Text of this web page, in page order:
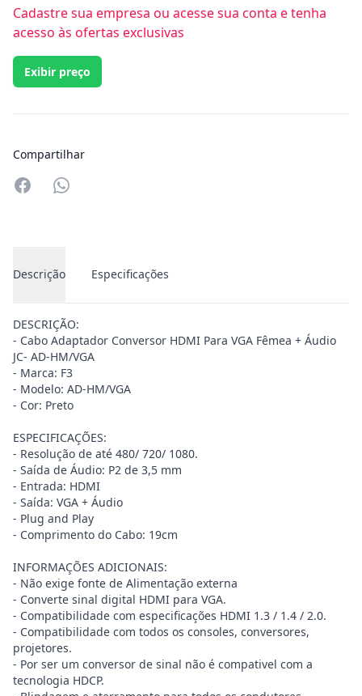
Cadastre sua empresa ou acesse sua conta e tenha
acesso às ofertas exclusivas
Exibir preço
Compartilhar
Compartilhar no Whatsapp
Descrição Especificações
DESCRIÇÃO:
- Cabo Adaptador Conversor HDMI Para VGA Fêmea + Áudio
JC- AD-HM/VGA
- Marca: F3
- Modelo: AD-HM/VGA
- Cor: Preto
ESPECIFICAÇÕES:
- Resolução de até 480/ 720/ 1080.
- Saída de Áudio: P2 de 3,5 mm
- Entrada: HDMI
- Saída: VGA + Áudio
- Plug and Play
- Comprimento do Cabo: 19cm
INFORMAÇÕES ADICIONAIS:
- Não exige fonte de Alimentação externa
- Converte sinal digital HDMI para VGA.
- Compatibilidade com especificações HDMI 1.3 / 1.4 / 2.0.
- Compatibilidade com todos os consoles, conversores,
projetores.
- Por ser um conversor de sinal não é compativel com a
tecnologia HDCP.